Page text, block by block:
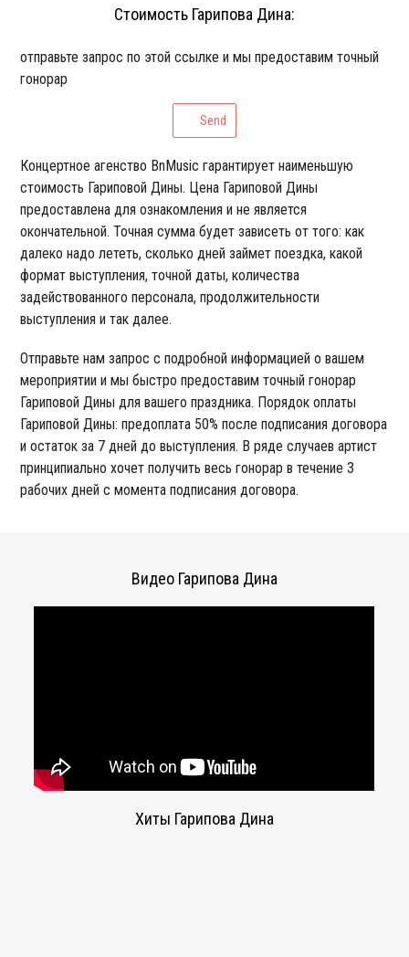
Стоимость Гарипова Дина:
отправьте запрос по этой ссылке и мы предоставим точный
гонорар
Send
Концертное агенство BnMusic гарантирует наименьшую
стоимость Гариповой Дины. Цена Гариповой Дины
предоставлена для ознакомления и не является
окончательной. Точная сумма будет зависеть от того: как
далеко надо лететь, сколько дней займет поездка, какой
формат выступления, точной даты, количества
задействованного персонала, продолжительности
выступления и так далее.
Отправьте нам запрос с подробной информацией о вашем
мероприятии и мы быстро предоставим точный гонорар
Гариповой Дины для вашего праздника. Порядок оплаты
Гариповой Дины: предоплата 50% после подписания договора
и остаток за 7 дней до выступления. В ряде случаев артист
принципиально хочет получить весь гонорар в течение 3
рабочих дней с момента подписания договора.
Видео Гарипова Дина
Хиты Гарипова Дина